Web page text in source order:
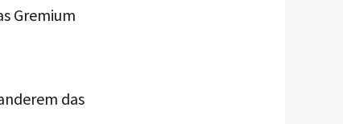
Gremium
das